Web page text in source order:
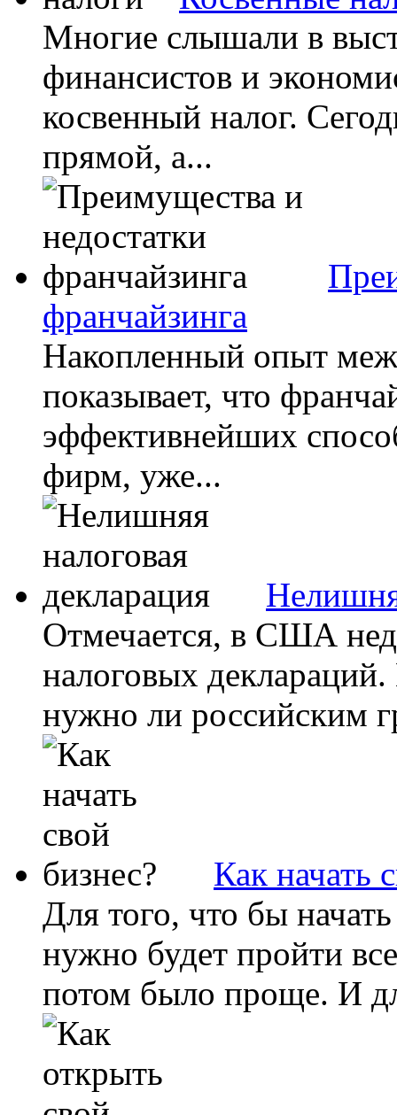
Многие слышали в
финансистов и
косвенный налог.
прямой, а...
франчайзинга
Накопленный опыт
показывает, что
эффективнейших
фирм, уже...
Отмечается, в США
налоговых
нужно ли российским
Как начать
Для того, что бы
нужно будет пройти
потом было проще. И